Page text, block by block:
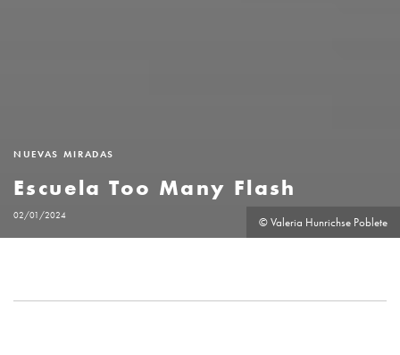
NUEVAS MIRADAS
Escuela Too Many Flash
02/01/2024 © Valeria Hunrichse Poblete